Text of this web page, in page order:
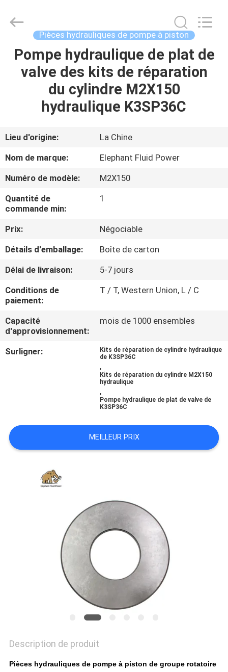
MAISON
PRODUITS
SUJET
DE
NOUS
VISITE
D'USINE
CONTRÔLE
DE
QUALITÉ
CONTACTEZ-
NOUS
PLAN
DU
Elephant
Fluid
Reserved.
Pièces hydrauliques de pompe à piston
Pompe hydraulique de plat de
valve des kits de réparation
du cylindre M2X150
hydraulique K3SP36C
Lieu d'origine:
La Chine
Nom de marque:
Elephant Fluid Power
Numéro de modèle:
M2X150
Quantité de
commande min:
1
Prix:
Négociable
Détails d'emballage:
Boîte de carton
Délai de livraison:
5-7 jours
Conditions de
paiement:
T / T, Western Union, L / C
Capacité
d'approvisionnement:
mois de 1000 ensembles
Surligner:
Kits de réparation de cylindre hydraulique
de K3SP36C
,
Kits de réparation du cylindre M2X150
hydraulique
,
Pompe hydraulique de plat de valve de
K3SP36C
MEILLEUR PRIX
Description de produit
Pièces hydrauliques de pompe à piston de groupe rotatoire